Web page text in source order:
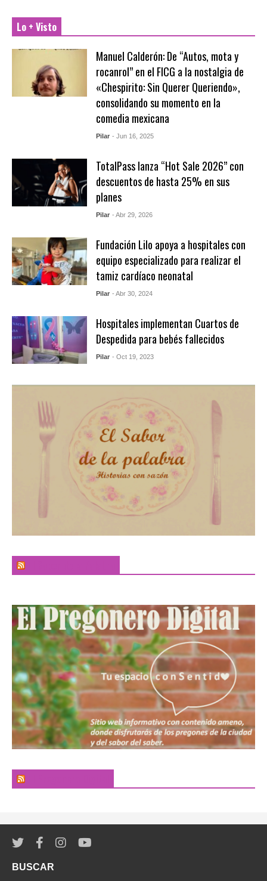
Lo + Visto
Manuel Calderón: De “Autos, mota y
rocanrol” en el FICG a la nostalgia de
«Chespirito: Sin Querer Queriendo»,
consolidando su momento en la
comedia mexicana
Pilar - Jun 16, 2025
TotalPass lanza “Hot Sale 2026” con
descuentos de hasta 25% en sus
planes
Pilar - Abr 29, 2026
Fundación Lilo apoya a hospitales con
equipo especializado para realizar el
tamiz cardíaco neonatal
Pilar - Abr 30, 2024
Hospitales implementan Cuartos de
Despedida para bebés fallecidos
Pilar - Oct 19, 2023
BUSCAR